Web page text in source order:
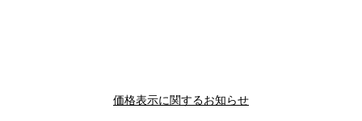
価格表示に関するお知らせ